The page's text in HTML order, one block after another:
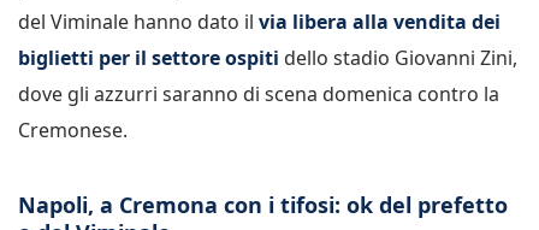
del Viminale hanno dato il via libera alla vendita dei
biglietti per il settore ospiti dello stadio Giovanni Zini,
dove gli azzurri saranno di scena domenica contro la
Cremonese.
Napoli, a Cremona con i tifosi: ok del prefetto